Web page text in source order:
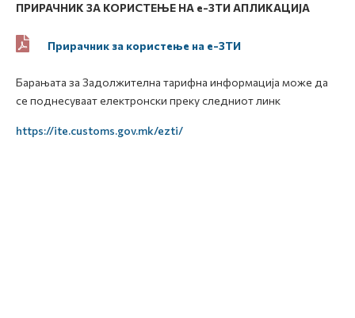
ПРИРАЧНИК ЗА КОРИСТЕЊЕ НА e-ЗТИАПЛИКАЦИЈА
Прирачник за користење на е-ЗТИ
Барањата за Задолжителна тарифна информација може да
се поднесуваат електронски преку следниот линк
https://ite.customs.gov.mk/ezti/